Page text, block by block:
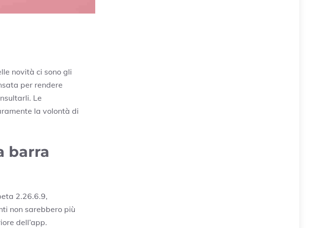
novità ci sono gli
per rendere
Le
la volontà di
barra
2.26.6.9,
non sarebbero più
dell’app.